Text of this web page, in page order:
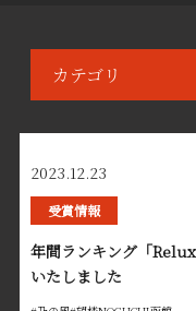
カテゴリ
2023.12.23
受賞情報
年間ランキング「
いたしました